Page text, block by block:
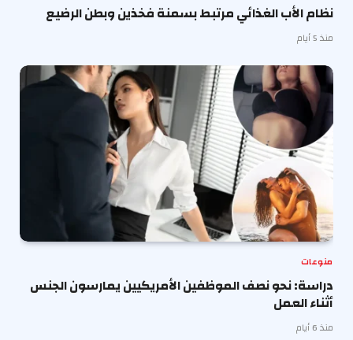
نظام الأب الغذائي مرتبط بسمنة فخذين وبطن الرضيع
منذ 5 أيام
منوعات
دراسة: نحو نصف الموظفين الأمريكيين يمارسون الجنس
أثناء العمل
منذ 6 أيام